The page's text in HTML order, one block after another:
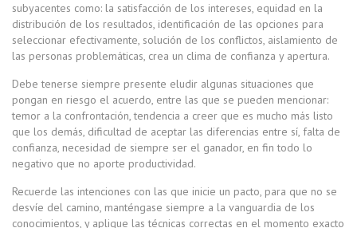
subyacentes como: la satisfacción de los intereses, equidad en la
distribución de los resultados, identificación de las opciones para
seleccionar efectivamente, solución de los conflictos, aislamiento de
las personas problemáticas, crea un clima de confianza y apertura.
Debe tenerse siempre presente eludir algunas situaciones que
pongan en riesgo el acuerdo, entre las que se pueden mencionar:
temor a la confrontación, tendencia a creer que es mucho más listo
que los demás, dificultad de aceptar las diferencias entre sí, falta de
confianza, necesidad de siempre ser el ganador, en fin todo lo
negativo que no aporte productividad.
Recuerde las intenciones con las que inicie un pacto, para que no se
desvíe del camino, manténgase siempre a la vanguardia de los
conocimientos, y aplique las técnicas correctas en el momento exacto